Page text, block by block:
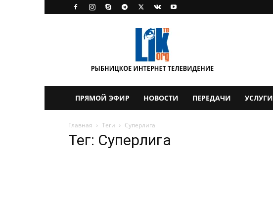
ПРЯМОЙ ЭФИР НОВОСТИ ПЕРЕДАЧИ УСЛУГИ
Главная Теги Суперлига
Тег: Суперлига